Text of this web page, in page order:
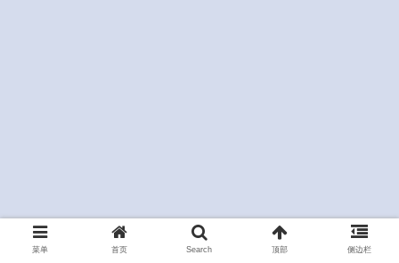
菜单 首页 Search 顶部 侧边栏